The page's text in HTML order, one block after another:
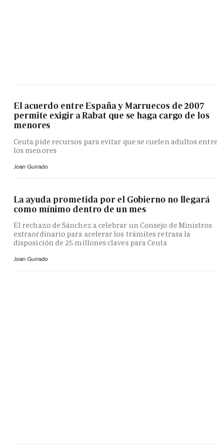
El acuerdo entre España y Marruecos de 2007
permite exigir a Rabat que se haga cargo de los
menores
Ceuta pide recursos para evitar que se cuelen adultos
los menores
Joan Guirado
La ayuda prometida por el Gobierno no llegará
como mínimo dentro de un mes
El rechazo de Sánchez a celebrar un Consejo de Ministros
extraordinario para acelerar los trámites retrasa la
disposición de 25 millones claves para Ceuta
Joan Guirado